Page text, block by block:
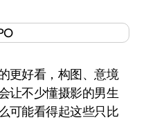
好看，构图、意境
让不少懂摄影的男生
可能看得起这些只比